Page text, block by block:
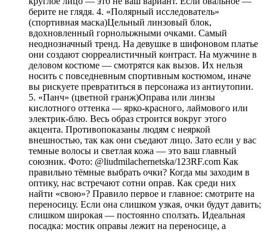
берите не глядя. 4. «Полярный исследователь»
(спортивная маска)Цельный линзовый блок,
вдохновленный горнолыжными очками. Самый
неоднозначный тренд. На девушке в шифоновом платье
они создают сюрреалистичный контраст. На мужчине в
деловом костюме — смотрятся как вызов. Их нельзя
носить с повседневным спортивным костюмом, иначе
вы рискуете превратиться в персонажа из антиутопии.
5. «Панч» (цветной гранж)Оправа или линзы
кислотного оттенка — ярко-красного, лаймового или
электрик-блю. Весь образ строится вокруг этого
акцента. Противопоказаны людям с неяркой
внешностью, так как они съедают лицо. Зато если у вас
темные волосы и светлая кожа — это ваш главный
союзник. Фото: @liudmilachernetska/123RF.com Как
правильно тёмные выбрать очки? Когда мы заходим в
оптику, нас встречают сотни оправ. Как среди них
найти «свою»? Правило первое и главное: смотрите на
переносицу. Если она слишком узкая, очки будут давить;
слишком широкая — постоянно сползать. Идеальная
посадка: мостик оправы лежит на переносице, а